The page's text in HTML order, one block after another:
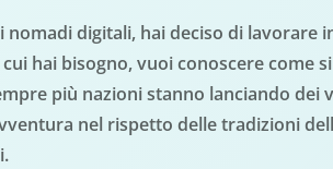
nomadi digitali, hai deciso di lavorare
hai bisogno, vuoi conoscere come
più nazioni stanno lanciando dei
nel rispetto delle tradizioni